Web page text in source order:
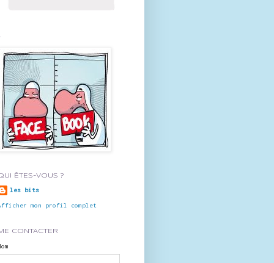
ÊTES-VOUS ?
les bits
mon profil complet
CONTACTER